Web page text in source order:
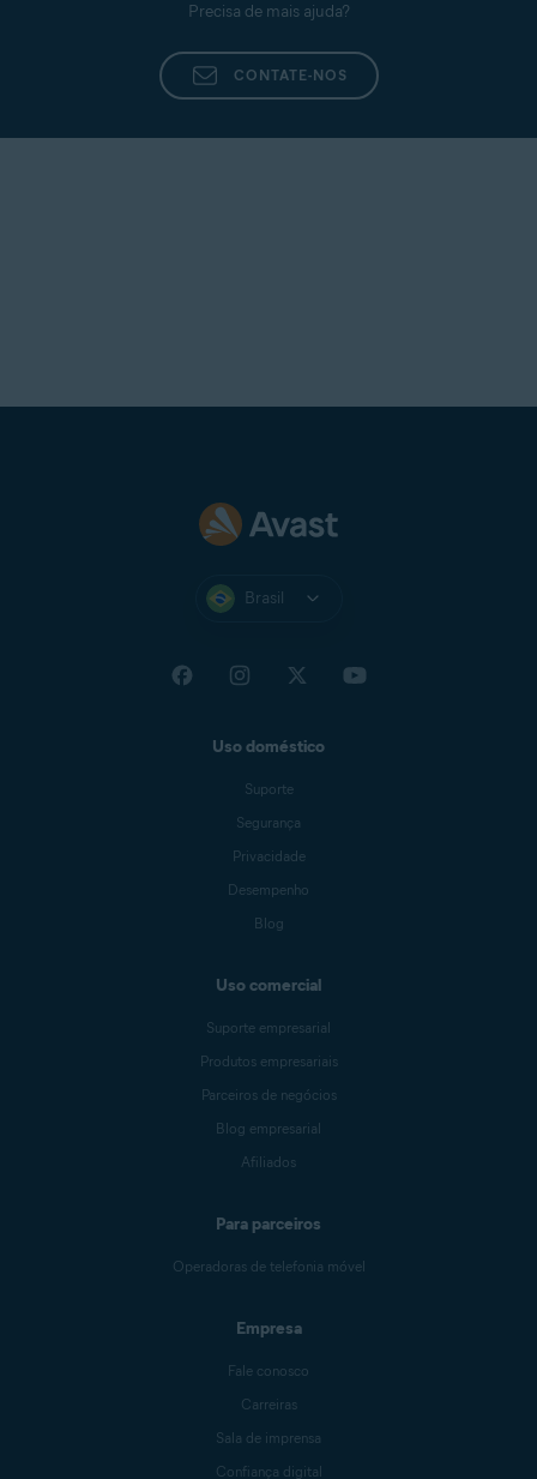
Precisa de mais ajuda?
CONTATE-NOS
Brasil
Uso doméstico
Suporte
Segurança
Privacidade
Desempenho
Blog
Uso comercial
Suporte empresarial
Produtos empresariais
Parceiros de negócios
Blog empresarial
Afiliados
Para parceiros
Operadoras de telefonia móvel
Empresa
Fale conosco
Carreiras
Sala de imprensa
Confiança digital